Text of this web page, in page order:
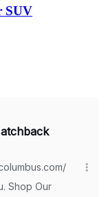
SUV